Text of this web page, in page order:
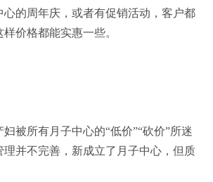
的周年庆，或者有促销活动，客户都
价格都能实惠一些。
所有月子中心的“低价”“砍价”所迷
并不完善，新成立了月子中心，但质